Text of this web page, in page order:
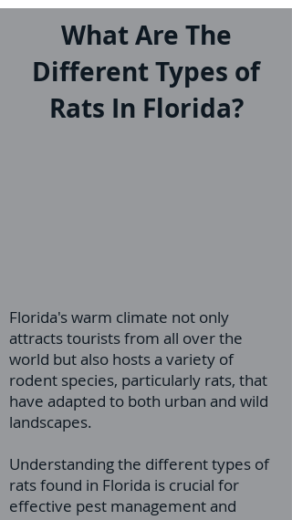
What Are The
Different Types of
Rats In Florida?
Florida's warm climate not only
attracts tourists from all over the
world but also hosts a variety of
rodent species, particularly rats, that
have adapted to both urban and wild
landscapes.
Understanding the different types of
rats found in Florida is crucial for
effective pest management and